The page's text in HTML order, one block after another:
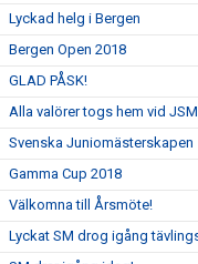
Lyckad helg i Bergen
Bergen Open 2018
GLAD PÅSK!
Alla valörer togs hem vid JSM
Svenska Juniomästerskapen
Gamma Cup 2018
Välkomna till Årsmöte!
Lyckat SM drog igång